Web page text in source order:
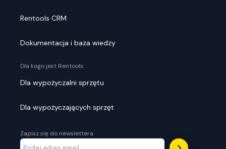
Rentools CRM
Dokumentacja i baza wiedzy
Dla kogo jest Rentools:
Dla wypożyczalni sprzętu
Dla wypożyczających sprzęt
Zapisz się do newslettera